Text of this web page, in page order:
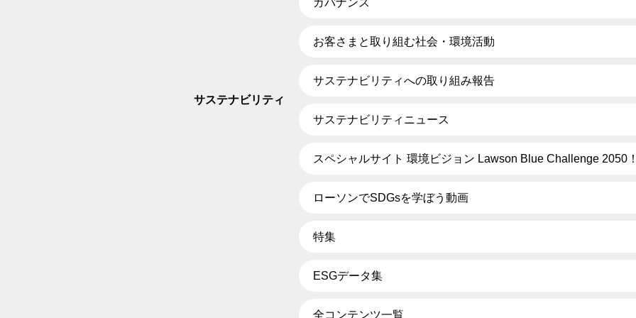
サステナビリティ
ガバナンス
お客さまと取り組む社会・環境活動
サステナビリティへの取り組み報告
サステナビリティニュース
スペシャルサイト 環境ビジョン Lawson Blue Challenge 2050
ローソンでSDGsを学ぼう動画
特集
ESGデータ集
全コンテンツ一覧